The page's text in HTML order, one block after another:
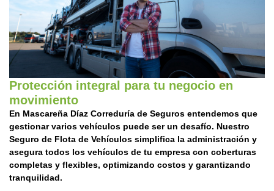
Protección integral para tu negocio en
movimiento
En Mascareña Díaz Correduría de Seguros entendemos que
gestionar varios vehículos puede ser un desafío. Nuestro
Seguro de Flota de Vehículos simplifica la administración y
asegura todos los vehículos de tu empresa con coberturas
completas y flexibles, optimizando costos y garantizando
tranquilidad.